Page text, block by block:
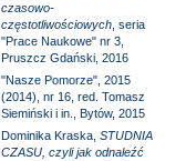
czasowo-
częstotliwościowych, seria
"Prace Naukowe" nr 3,
Pruszcz Gdański, 2016
"Nasze Pomorze", 2015
(2014), nr 16, red. Tomasz
Siemiński i in., Bytów, 2015
Dominika Kraska, STUDNIA
CZASU, czyli jak odnaleźć